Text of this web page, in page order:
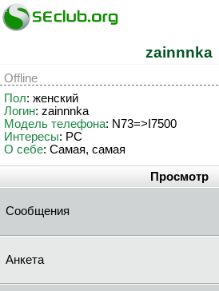
zainnnka
Offline
Пол: женский
Логин: zainnnka
Модель телефона: N73=>I7500
Интересы: PC
О себе: Самая, самая
Просмотр
Сообщения
Анкета